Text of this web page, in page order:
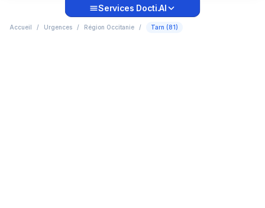
Services Docti.AI
Accueil / Urgences / Région Occitanie / Tarn (81)